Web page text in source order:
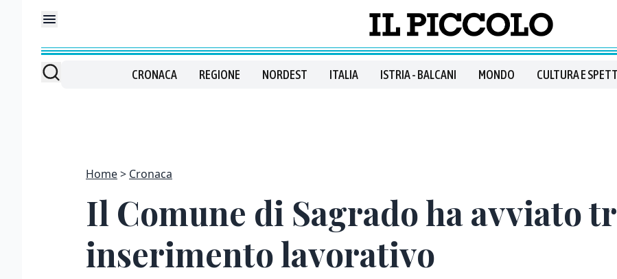
CRONACA REGIONE NORDEST ITALIA ISTRIA - BALCANI MONDO CULTURA E
Home Cronaca
Il Comune di Sagrado ha avviato
inserimento lavorativo